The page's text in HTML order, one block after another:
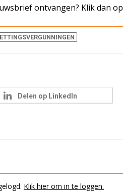
ontvangen? Klik dan op
Delen op LinkedIn
Klik hier om in te loggen.